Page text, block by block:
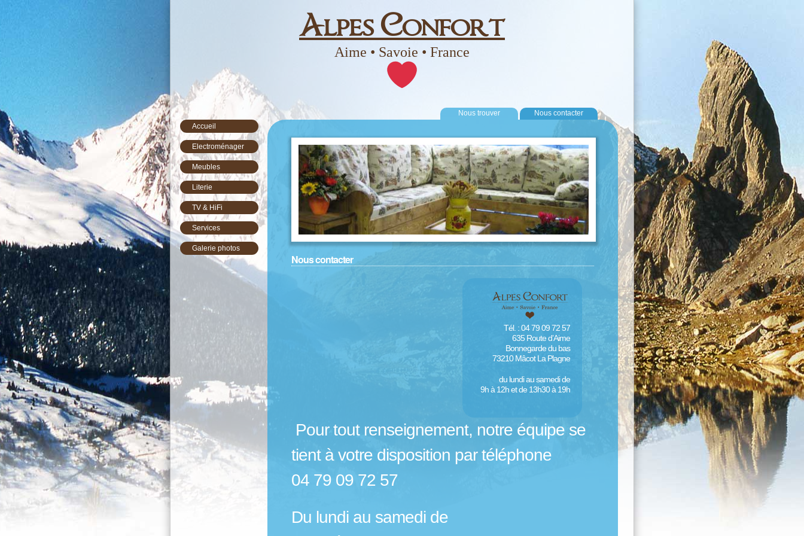
Alpes Confort
Aime • Savoie • France
Nous contacter
Nous trouver
Nous contacter
Tél. : 04 79 09 72 57
635 Route d’Aime
Bonnegarde du bas
73210 Mâcot La Plagne
du lundi au samedi de
9h à 12h et de 13h30 à 19h
Pour tout renseignement, notre équipe se
tient à votre disposition par téléphone
04 79 09 72 57
Du lundi au samedi de
Accueil
Electroménager
Meubles
Literie
TV & HiFi
Services
Galerie photos